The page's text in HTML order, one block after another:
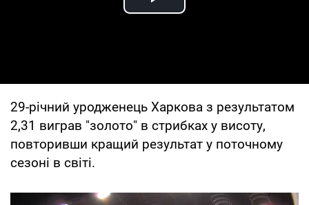
Play Video
29-річний уродженець Харкова з результатом
2,31 виграв "золото" в стрибках у висоту,
повторивши кращий результат у поточному
сезоні в світі.